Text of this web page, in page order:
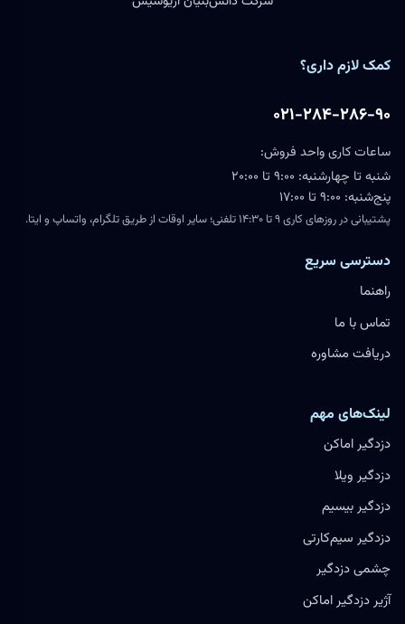
کمک لازم داری؟
۰۲۱-۲۸۴-۲۸۶-۹۰
ساعات کاری واحد فروش:
شنبه تا چهارشنبه: ۹:۰۰ تا ۲۰:۰۰
پنج‌شنبه: ۹:۰۰ تا ۱۷:۰۰
پشتیبانی در روزهای کاری ۹ تا ۱۴:۳۰ تلفنی؛ سایر اوقات از طریق تلگرام، واتساپ و ایتا.
دسترسی سریع
راهنما
تماس با ما
دریافت مشاوره
لینک‌های مهم
دزدگیر اماکن
دزدگیر ویلا
دزدگیر بیسیم
دزدگیر سیم‌کارتی
چشمی دزدگیر
آژیر دزدگیر اماکن